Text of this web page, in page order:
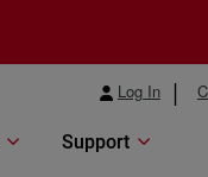
Log In
Support